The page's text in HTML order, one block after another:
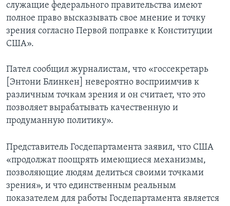
служащие федерального правительства имеют
полное право высказывать свое мнение и точку
зрения согласно Первой поправке к Конституции
США».
Пател сообщил журналистам, что «госсекретарь
[Энтони Блинкен] невероятно восприимчив к
различным точкам зрения и он считает, что это
позволяет вырабатывать качественную и
продуманную политику».
Представитель Госдепартамента заявил, что США
«продолжат поощрять имеющиеся механизмы,
позволяющие людям делиться своими точками
зрения», и что единственным реальным
показателем для работы Госдепартамента является